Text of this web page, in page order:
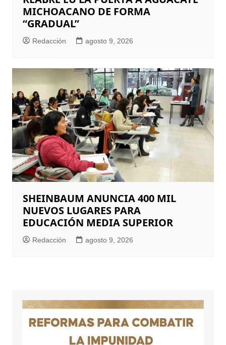
MICHOACANO DE FORMA
“GRADUAL”
Redacción agosto 9, 2026
SHEINBAUM ANUNCIA 400 MIL
NUEVOS LUGARES PARA
EDUCACIÓN MEDIA SUPERIOR
Redacción agosto 9, 2026